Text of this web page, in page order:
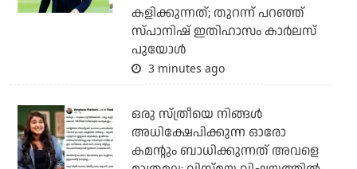
കളിക്കുന്നത്; തുറന്ന് പറഞ്ഞ്
സ്പാനിഷ് ഇതിഹാസം കാര്‍ലസ്
പുയോള്‍
3 minutes ago
ഒരു സ്ത്രീയെ നിങ്ങള്‍
അധിക്ഷേപിക്കുന്ന ഓരോ
കമന്റും ബാധിക്കുന്നത് അവളെ